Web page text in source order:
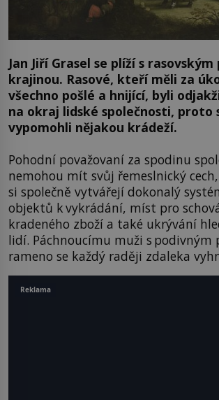
Jan Jiří Grasel se plíží s
krajinou. Rasové, kteří měli za
všechno pošlé a hnijící, byli
na okraj lidské společnosti, proto
vypomohli nějakou krádeží.
Pohodní považovaní za spodinu
nemohou mít svůj řemeslnický
si společně vytvářejí dokonalý
objektů k vykrádání, míst pro
kradeného zboží a také ukrývání
lidí. Páchnoucímu muži s podivným
rameno se každý raději zdaleka
Reklama